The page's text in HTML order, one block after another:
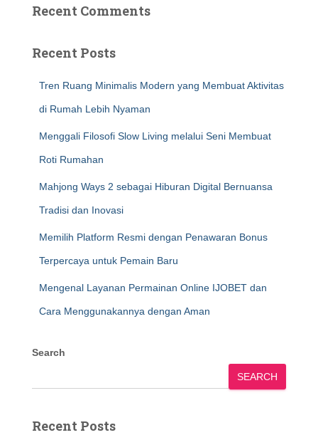
Recent Comments
Recent Posts
Tren Ruang Minimalis Modern yang Membuat Aktivitas
di Rumah Lebih Nyaman
Menggali Filosofi Slow Living melalui Seni Membuat
Roti Rumahan
Mahjong Ways 2 sebagai Hiburan Digital Bernuansa
Tradisi dan Inovasi
Memilih Platform Resmi dengan Penawaran Bonus
Terpercaya untuk Pemain Baru
Mengenal Layanan Permainan Online IJOBET dan
Cara Menggunakannya dengan Aman
Search
SEARCH
Recent Posts